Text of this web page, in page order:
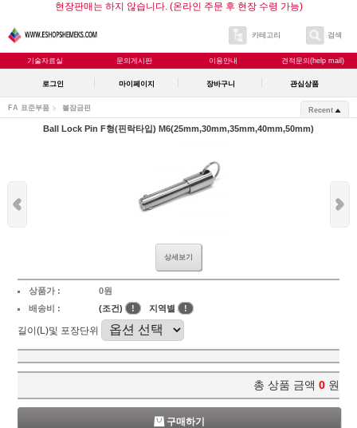
현장판매는 하지 않습니다. (온라인 주문 후 현장 수령 가능)
카테고리 검색
기술자료실 문의게시판 이용안내 견적문의(help mail)
로그인 마이페이지 장바구니 관심상품
FA 표준부품 볼잠금핀 Recent
Ball Lock Pin F형(핀락타입) M6(25mm,30mm,35mm,40mm,50mm)
상세보기
상품가 :
0원
배송비 :
(조건) ! 지역별 !
길이(L)및 포장단위
총 상품 금액 0 원
구매하기